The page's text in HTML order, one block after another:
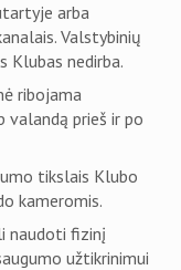
arba
Valstybinių
Klubas nedirba.
ribojama
valandą prieš ir po
tikslais Klubo
kameromis.
naudoti fizinį
užtikrinimui